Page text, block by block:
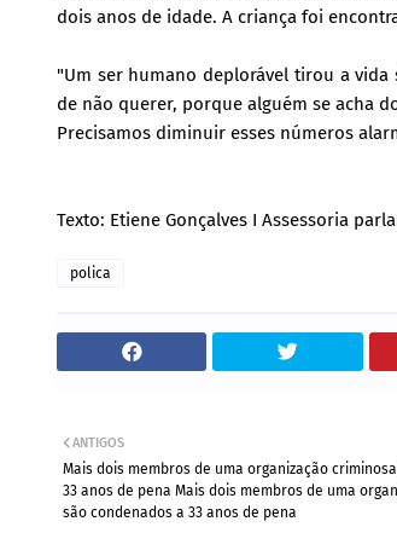
dois anos de idade. A criança foi
"Um ser humano deplorável tirou a
de não querer, porque alguém se acha
Precisamos diminuir esses números
Texto: Etiene Gonçalves I Assessoria
polica
ANTIGOS
Mais dois membros de uma organização
33 anos de pena Mais dois membros de uma
são condenados a 33 anos de pena